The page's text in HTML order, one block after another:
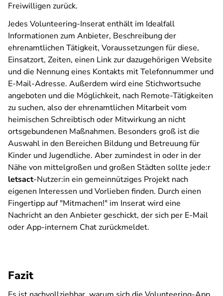
Freiwilligen zurück.
Jedes Volunteering-Inserat enthält im Idealfall
Informationen zum Anbieter, Beschreibung der
ehrenamtlichen Tätigkeit, Voraussetzungen für diese,
Einsatzort, Zeiten, einen Link zur dazugehörigen Website
und die Nennung eines Kontakts mit Telefonnummer und
E-Mail-Adresse. Außerdem wird eine Stichwortsuche
angeboten und die Möglichkeit, nach Remote-Tätigkeiten
zu suchen, also der ehrenamtlichen Mitarbeit vom
heimischen Schreibtisch oder Mitwirkung an nicht
ortsgebundenen Maßnahmen. Besonders groß ist die
Auswahl in den Bereichen Bildung und Betreuung für
Kinder und Jugendliche. Aber zumindest in oder in der
Nähe von mittelgroßen und großen Städten sollte jede:r
letsact-Nutzer:in ein gemeinnütziges Projekt nach
eigenen Interessen und Vorlieben finden. Durch einen
Fingertipp auf "Mitmachen!" im Inserat wird eine
Nachricht an den Anbieter geschickt, der sich per E-Mail
oder App-internem Chat zurückmeldet.
Fazit